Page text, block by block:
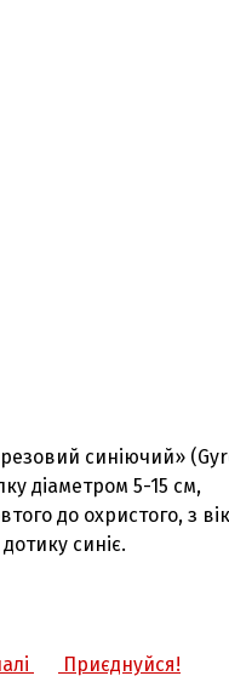
синіючий»
діаметром 5-15 см,
до охристого, з
синіє.
Приєднуйся!